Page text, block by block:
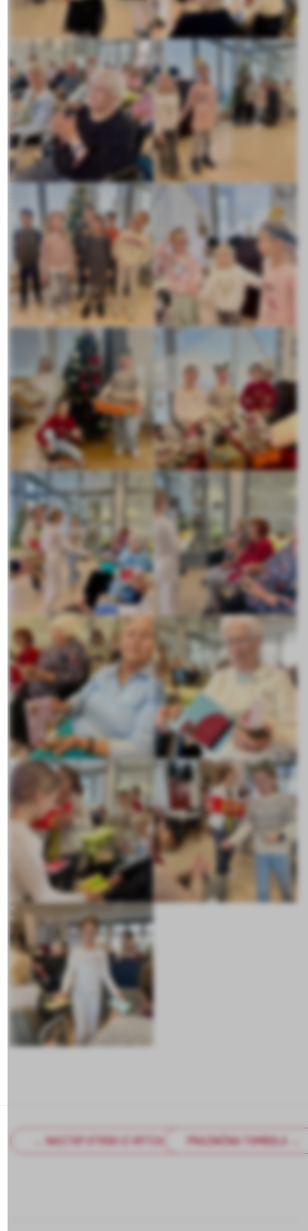
← NASTOP OTROK IZ VRTCA NOTRANJE GORICE
PRAZNIČNA TOMBOLA →